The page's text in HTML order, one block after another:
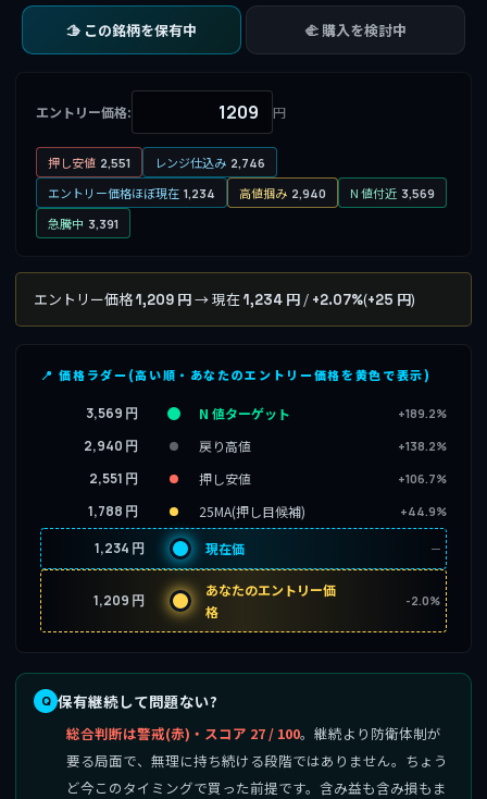
🫱 この銘柄を保有中 🫲 購入を検討中
エントリー価格: 円
押し安値 2,551 レンジ仕込み 2,746
エントリー価格ほぼ現在 1,234 高値掴み 2,940 N 値付近 3,569
急騰中 3,391
エントリー価格1,209 円→ 現在1,234 円 / +2.07%(+25 円)
📍 価格ラダー(高い順・あなたのエントリー価格を黄色で表示)
3,569 円 N 値ターゲット +189.2%
2,940 円 戻り高値 +138.2%
2,551 円 押し安値 +106.7%
1,788 円 25MA(押し目候補) +44.9%
1,234 円 現在価 ─
1,209 円
あなたのエントリー価
格
-2.0%
保有継続して問題ない?
総合判断は警戒(赤)・スコア 27 / 100。継続より防衛体制が
要る局面で、無理に持ち続ける段階ではありません。ちょう
ど今このタイミングで買った前提です。含み益も含み損もま